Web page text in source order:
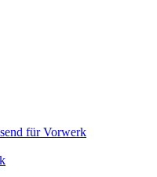
für Vorwerk